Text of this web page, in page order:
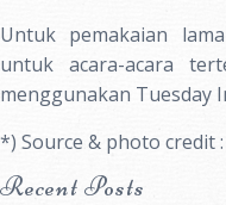
Untuk pemakaian
untuk acara-acara
menggunakan Tuesday
*) Source & photo credit
Recent Posts